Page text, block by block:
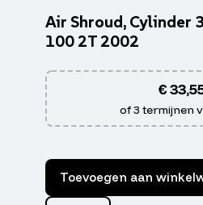
Air Shroud, Cylinder
100 2T 2002
€
of 3 termijnen
Toevoegen aan